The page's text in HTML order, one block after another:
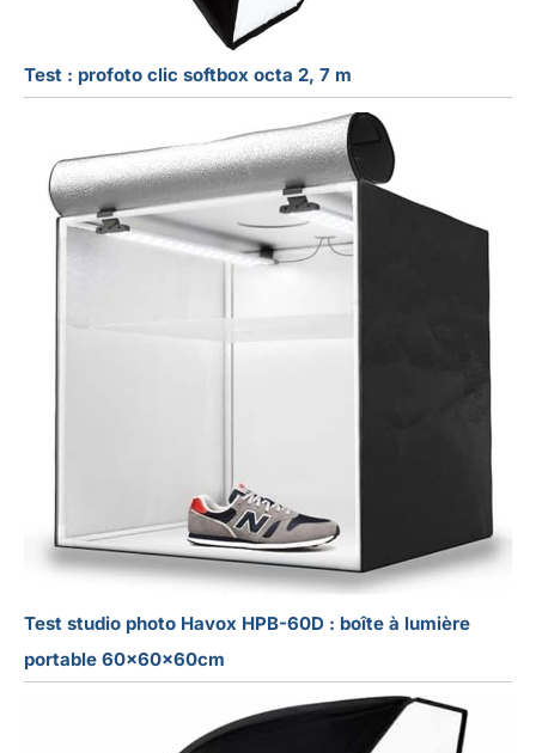
Test : profoto clic softbox octa 2, 7 m
Test studio photo Havox HPB-60D : boîte à lumière
portable 60x60x60cm